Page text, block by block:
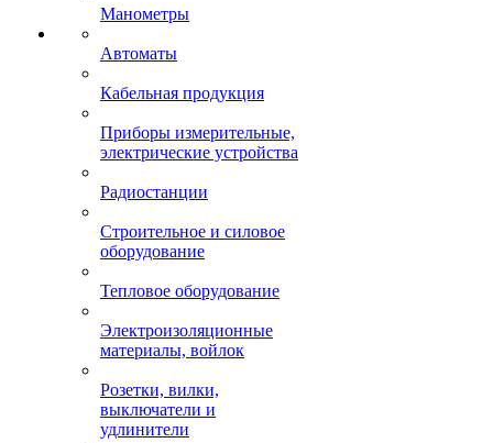
Манометры
Автоматы
Кабельная продукция
Приборы измерительные,
электрические устройства
Радиостанции
Строительное и силовое
оборудование
Тепловое оборудование
Электроизоляционные
материалы, войлок
Розетки, вилки,
выключатели и
удлинители